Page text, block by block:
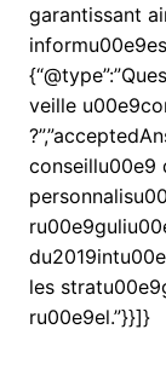
garantissant
veille
conseillu00e9
les
ru00e9el.”}}]}